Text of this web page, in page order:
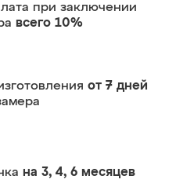
при заключении
всего 10%
от 7 дней
на 3, 4, 6 месяцев